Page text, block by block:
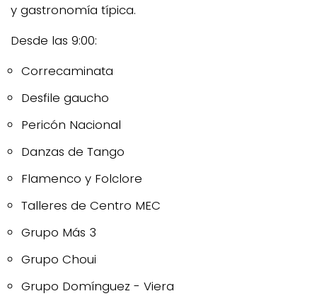
y gastronomía típica.
Desde las 9:00:
Correcaminata
Desfile gaucho
Pericón Nacional
Danzas de Tango
Flamenco y Folclore
Talleres de Centro MEC
Grupo Más 3
Grupo Choui
Grupo Domínguez - Viera